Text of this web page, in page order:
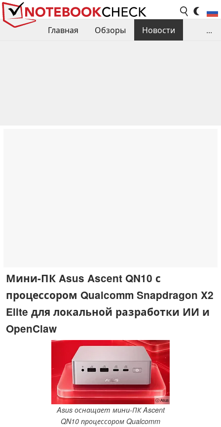
Главная Обзоры
Новости
...
Мини-ПК Asus Ascent QN10 с
процессором Qualcomm Snapdragon X2
Elite для локальной разработки ИИ и
OpenClaw
ⓘ Asus
Asus оснащает мини-ПК Ascent
QN10 процессором Qualcomm